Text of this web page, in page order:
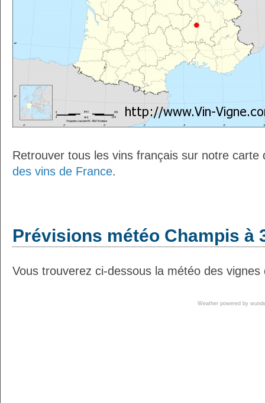
Retrouver tous les vins français sur notre
des vins de France.
Prévisions météo Champis à
Vous trouverez ci-dessous la météo des
Weather powered by